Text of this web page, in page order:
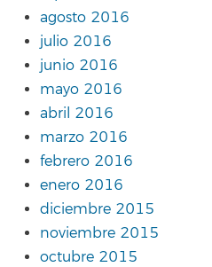
agosto 2016
julio 2016
junio 2016
mayo 2016
abril 2016
marzo 2016
febrero 2016
enero 2016
diciembre 2015
noviembre 2015
octubre 2015